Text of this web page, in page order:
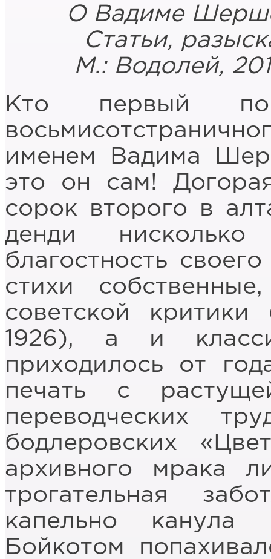
О Вадиме
Статьи,
М.: Водолей,
Кто первый
именем Вадима
это он сам!
сорок второго в
денди
благостность
стихи
советской
1926), а и
приходилось от
печать с
переводческих
бодлеровских
архивного мрака
трогательная
капельно канула
Бойкотом